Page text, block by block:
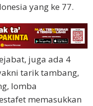
yang ke 77.
juga ada 4
tarik tambang,
lomba
memasukkan